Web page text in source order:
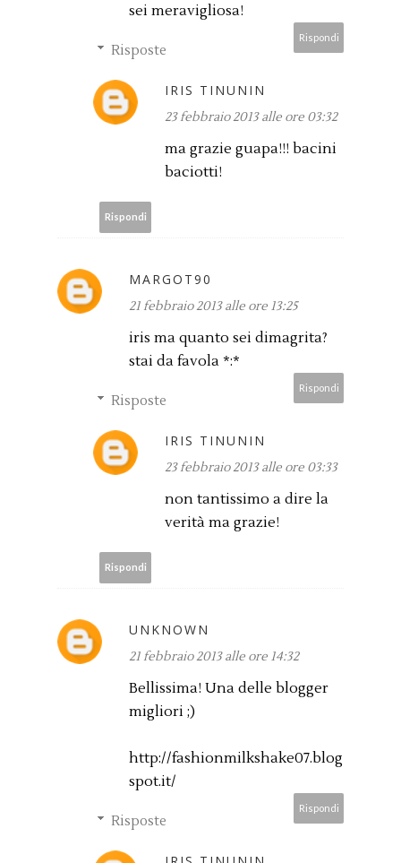
sei meravigliosa!
Rispondi
Risposte
IRIS TINUNIN
23 febbraio 2013 alle ore 03:32
ma grazie guapa!!! bacini
baciotti!
Rispondi
MARGOT90
21 febbraio 2013 alle ore 13:25
iris ma quanto sei dimagrita?
stai da favola *:*
Rispondi
Risposte
IRIS TINUNIN
23 febbraio 2013 alle ore 03:33
non tantissimo a dire la
verità ma grazie!
Rispondi
UNKNOWN
21 febbraio 2013 alle ore 14:32
Bellissima! Una delle blogger
migliori ;)
http://fashionmilkshake07.blog
spot.it/
Rispondi
Risposte